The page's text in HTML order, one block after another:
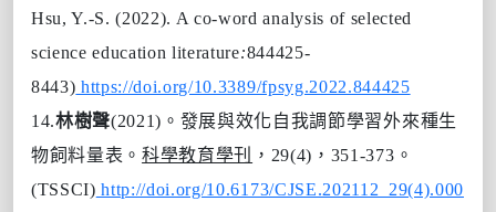
Hsu, Y.-S. (2022). A co-word analysis of selected
science education literature:844425-
8443) https://doi.org/10.3389/fpsyg.2022.844425
14.林樹聲(2021)。發展與效化自我調節學習外來種生
物飼料量表。科學教育學刊
，29(4)，351-373。
(TSSCI) http://doi.org/10.6173/CJSE.202112_29(4).000